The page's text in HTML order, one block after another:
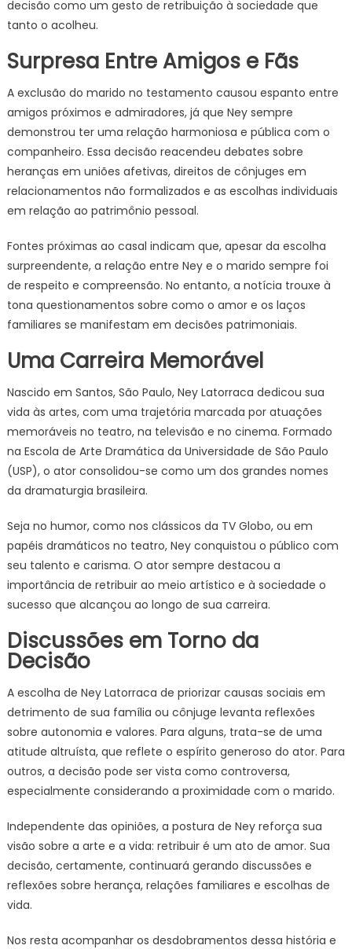
decisão como um gesto de retribuição à sociedade que
tanto o acolheu.
Surpresa Entre Amigos e Fãs
A exclusão do marido no testamento causou espanto entre
amigos próximos e admiradores, já que Ney sempre
demonstrou ter uma relação harmoniosa e pública com o
companheiro. Essa decisão reacendeu debates sobre
heranças em uniões afetivas, direitos de cônjuges em
relacionamentos não formalizados e as escolhas individuais
em relação ao patrimônio pessoal.
Fontes próximas ao casal indicam que, apesar da escolha
surpreendente, a relação entre Ney e o marido sempre foi
de respeito e compreensão. No entanto, a notícia trouxe à
tona questionamentos sobre como o amor e os laços
familiares se manifestam em decisões patrimoniais.
Uma Carreira Memorável
Nascido em Santos, São Paulo, Ney Latorraca dedicou sua
vida às artes, com uma trajetória marcada por atuações
memoráveis no teatro, na televisão e no cinema. Formado
na Escola de Arte Dramática da Universidade de São Paulo
(USP), o ator consolidou-se como um dos grandes nomes
da dramaturgia brasileira.
Seja no humor, como nos clássicos da TV Globo, ou em
papéis dramáticos no teatro, Ney conquistou o público com
seu talento e carisma. O ator sempre destacou a
importância de retribuir ao meio artístico e à sociedade o
sucesso que alcançou ao longo de sua carreira.
Discussões em Torno da
Decisão
A escolha de Ney Latorraca de priorizar causas sociais em
detrimento de sua família ou cônjuge levanta reflexões
sobre autonomia e valores. Para alguns, trata-se de uma
atitude altruísta, que reflete o espírito generoso do ator. Para
outros, a decisão pode ser vista como controversa,
especialmente considerando a proximidade com o marido.
Independente das opiniões, a postura de Ney reforça sua
visão sobre a arte e a vida: retribuir é um ato de amor. Sua
decisão, certamente, continuará gerando discussões e
reflexões sobre herança, relações familiares e escolhas de
vida.
Nos resta acompanhar os desdobramentos dessa história e